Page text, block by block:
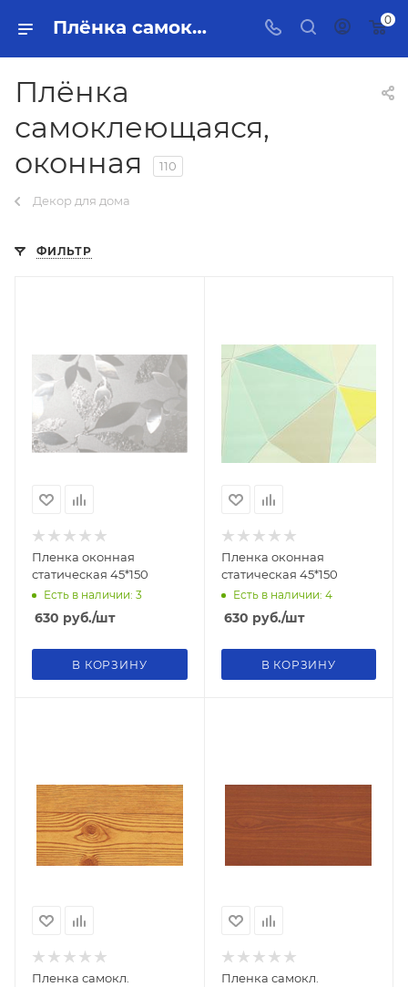
Плёнка самоклеющаяся, оконная Тольятти - купить в интернет-магазине, каталог с ценами и характеристиками 0
Плёнка
самоклеющаяся,
оконная
110
Декор для дома
ФИЛЬТР
Пленка оконная
статическая 45*150
Есть в наличии: 3
630 руб./шт
В КОРЗИНУ
Пленка оконная
статическая 45*150
Есть в наличии: 4
630 руб./шт
В КОРЗИНУ
Пленка самокл.
Пленка самокл.